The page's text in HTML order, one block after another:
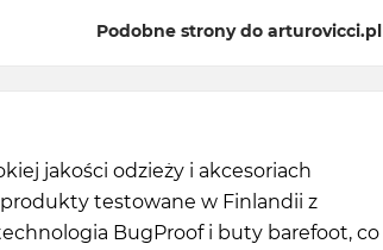
Podobne strony do arturovicci.pl
jakości odzieży i akcesoriach
testowane w Finlandii z
BugProof i buty barefoot, co